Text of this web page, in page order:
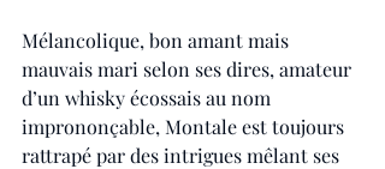
Mélancolique, bon amant mais
mauvais mari selon ses dires, amateur
d’un whisky écossais au nom
imprononçable, Montale est toujours
rattrapé par des intrigues mêlant ses